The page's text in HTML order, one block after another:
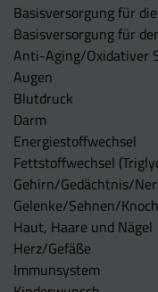
Basisversorgung für
Basisversorgung für
Anti-Aging/Oxidativer
Augen
Blutdruck
Darm
Energiestoffwechsel
Fettstoffwechsel
Gehirn/Gedächtnis/
Gelenke/Sehnen/
Haut, Haare und Nägel
Herz/Gefäße
Immunsystem